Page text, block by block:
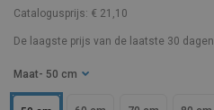
Catalogusprijs: € 21,10
De laagste prijs van de laatste 30 dagen
Maat - 50 cm